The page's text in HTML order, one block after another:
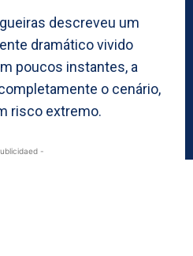
descreveu um
dramático vivido
poucos instantes, a
o cenário,
risco extremo.
-